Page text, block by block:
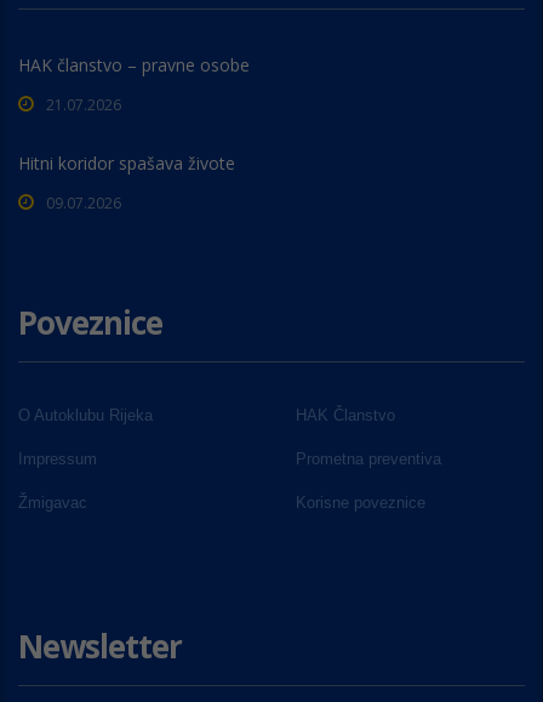
HAK članstvo – pravne osobe
21.07.2026
Hitni koridor spašava živote
09.07.2026
Poveznice
O Autoklubu Rijeka HAK Članstvo
Impressum Prometna preventiva
Žmigavac Korisne poveznice
Newsletter